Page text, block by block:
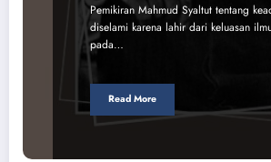
Pemikiran Mahmud Syaltut tentang
diselami karena lahir dari keluasan
pada…
Read More